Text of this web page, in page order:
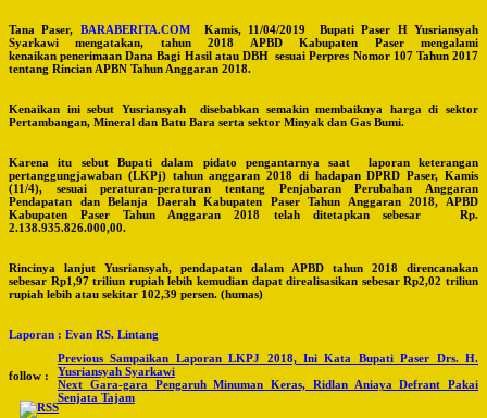
Tana Paser, BARABERITA.COMKamis, 11/04/2019 Bupati Paser H Yusriansyah
Syarkawi mengatakan, tahun 2018 APBD Kabupaten Paser mengalami
kenaikan penerimaan Dana Bagi Hasil atau DBH sesuai Perpres Nomor 107 Tahun 2017
tentang Rincian APBN Tahun Anggaran 2018.
Kenaikan ini sebut Yusriansyah disebabkan semakin membaiknya harga di sektor
Pertambangan, Mineral dan Batu Bara serta sektor Minyak dan Gas Bumi.
Karena itu sebut Bupati dalam pidato pengantarnya saat laporan keterangan
pertanggungjawaban (LKPj) tahun anggaran 2018 di hadapan DPRD Paser, Kamis
(11/4), sesuai peraturan-peraturan tentang Penjabaran Perubahan Anggaran
Pendapatan dan Belanja Daerah Kabupaten Paser Tahun Anggaran 2018, APBD
Kabupaten Paser Tahun Anggaran 2018 telah ditetapkan sebesar Rp.
2.138.935.826.000,00.
Rincinya lanjut Yusriansyah, pendapatan dalam APBD tahun 2018 direncanakan
sebesar Rp1,97 triliun rupiah lebih kemudian dapat direalisasikan sebesar Rp2,02 triliun
rupiah lebih atau sekitar 102,39 persen. (humas)
Laporan : Evan RS. Lintang
follow :
Navigation
Previous Sampaikan Laporan LKPJ 2018, Ini Kata Bupati Paser Drs. H.
Yusriansyah Syarkawi
Next Gara-gara Pengaruh Minuman Keras, Ridlan Aniaya Defrant Pakai
Senjata Tajam